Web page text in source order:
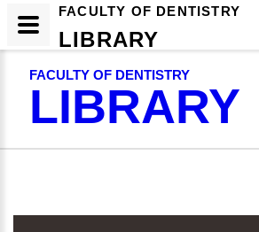
FACULTY OF DENTISTRY
LIBRARY
FACULTY OF DENTISTRY
LIBRARY